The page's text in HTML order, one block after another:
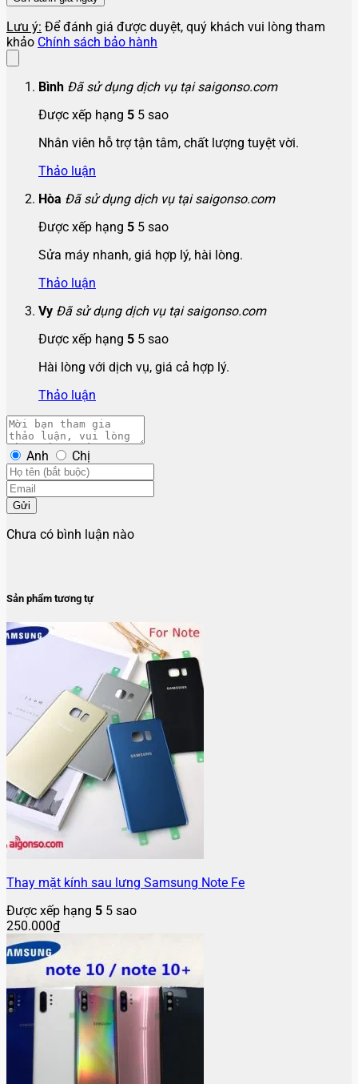
Lưu ý: Để đánh giá được duyệt, quý khách vui lòng tham
khảo Chính sách bảo hành
Bình Đã sử dụng dịch vụ tại saigonso.com
Được xếp hạng 5 5 sao
Nhân viên hỗ trợ tận tâm, chất lượng tuyệt vời.
Thảo luận
Hòa Đã sử dụng dịch vụ tại saigonso.com
Được xếp hạng 5 5 sao
Sửa máy nhanh, giá hợp lý, hài lòng.
Thảo luận
Vy Đã sử dụng dịch vụ tại saigonso.com
Được xếp hạng 5 5 sao
Hài lòng với dịch vụ, giá cả hợp lý.
Thảo luận
Anh Chị
Gửi
Chưa có bình luận nào
Sản phẩm tương tự
Thay mặt kính sau lưng Samsung Note Fe
Được xếp hạng 5 5 sao
250.000₫